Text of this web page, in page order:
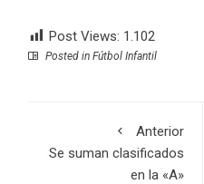
Post Views: 1.102
Posted in Fútbol Infantil
Anterior
Se suman clasificados
en la «A»